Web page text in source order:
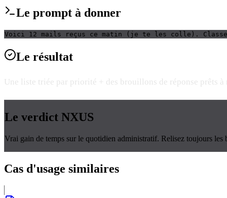
Le prompt à donner
Voici 12 mails reçus ce matin (je te les colle).
Le résultat
Une liste triée par priorité + des brouillons de réponse prêts à
Le verdict NXUS
Vrai gain de temps sur le quotidien administratif. Relisez toujours
Cas d'usage similaires